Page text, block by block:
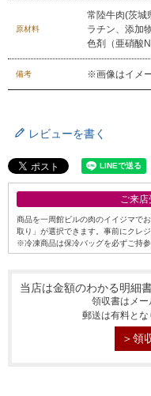
原材料
常陸牛肉(茨城
ラチン、添加
色剤（亜硝酸
備考 ※画像はイメー
レビューを書く
ご来
商品を一周館ビルの肉のイイジマで
取り」が選択できます。事前にクレ
※冷凍商品は保冷バッグを必ずご持
当店は金額のわかる明細
領収書はメー
郵送は有料と
＞領